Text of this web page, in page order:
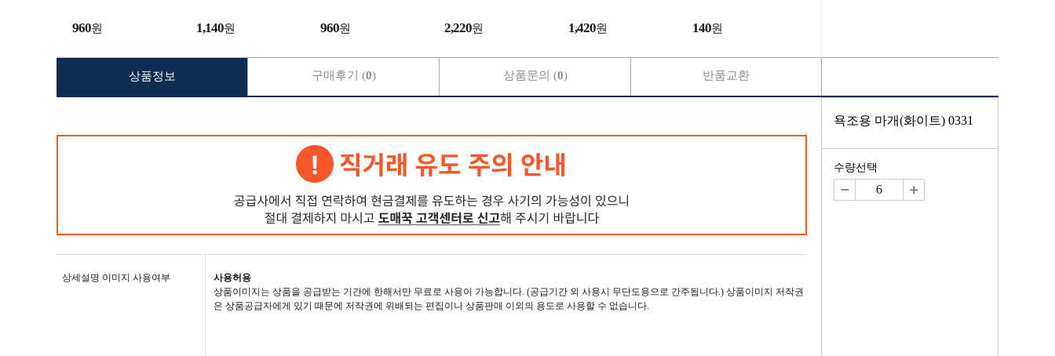
960원 1,140원 960원 2,220원 1,420원 140원
상세설명 이미지 사용여부
사용허용
상품이미지는 상품을 공급받는 기간에 한해서만 무료로 사용이 가능합니다. (공급기간 외 사용시 무단도용으로 간주됩니다.) 상품이미지 저작권
은 상품공급자에게 있기 때문에 저작권에 위배되는 편집이나 상품판매 이외의 용도로 사용할 수 없습니다.
상품정보 구매후기 (0) 상품문의 (0) 반품교환
욕조용 마개(화이트) 0331
수량선택